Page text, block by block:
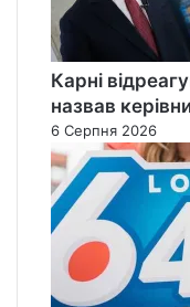
Карні
назвав
6 Серпня 2026